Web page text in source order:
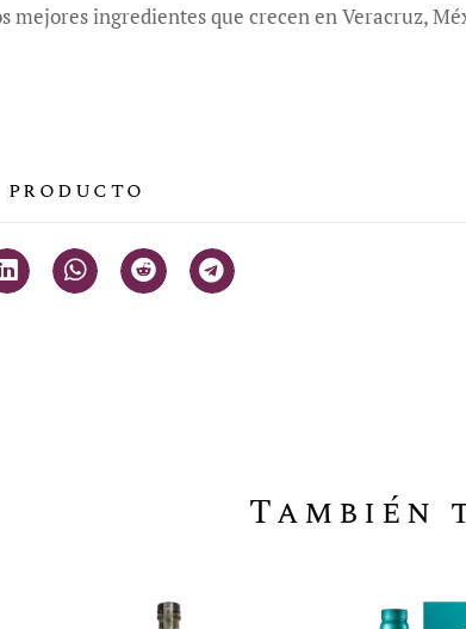
mejores ingredientes que crecen en Veracruz,
producto